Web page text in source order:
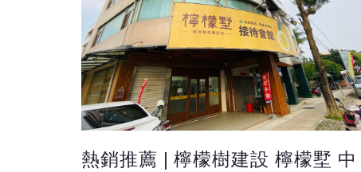
熱銷推薦 | 檸檬樹建設 檸檬墅 中